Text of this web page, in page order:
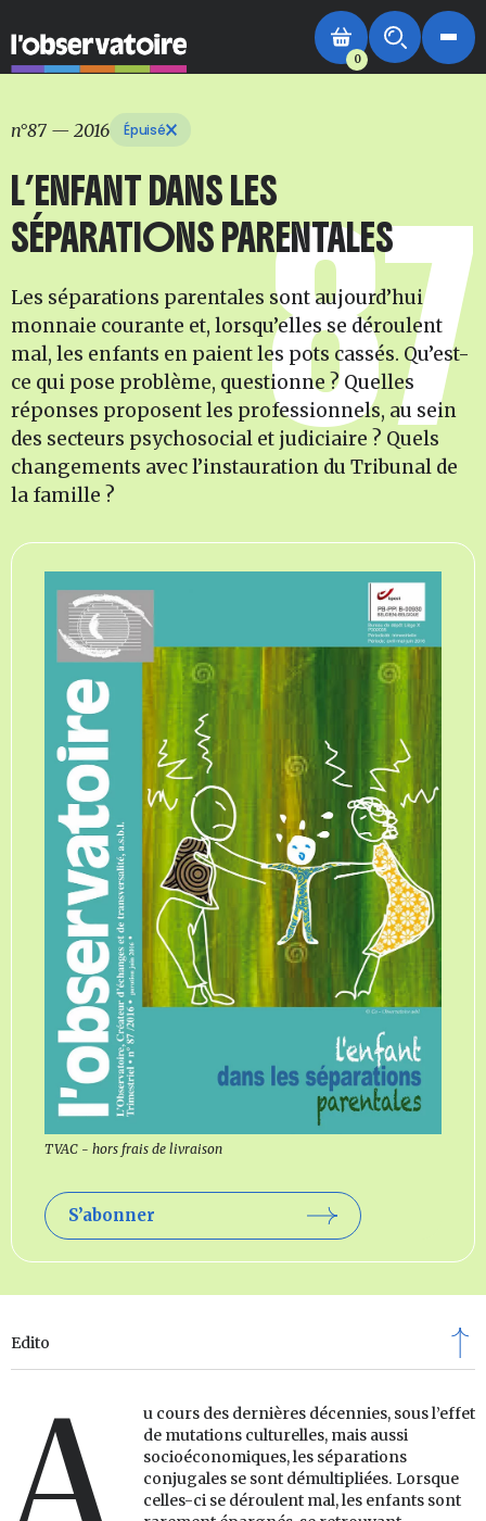
0
n°87 — 2016 Épuisé
L’ENFANT DANS LES
SÉPARATIONS PARENTALES
Les séparations parentales sont aujourd’hui
monnaie courante et, lorsqu’elles se déroulent
mal, les enfants en paient les pots cassés. Qu’est-
ce qui pose problème, questionne ? Quelles
réponses proposent les professionnels, au sein
des secteurs psychosocial et judiciaire ? Quels
changements avec l’instauration du Tribunal de
la famille ?
87
TVAC - hors frais de livraison
S’abonner
Edito
A
u cours des dernières décennies, sous l’effet
de mutations culturelles, mais aussi
socioéconomiques, les séparations
conjugales se sont démultipliées. Lorsque
celles-ci se déroulent mal, les enfants sont